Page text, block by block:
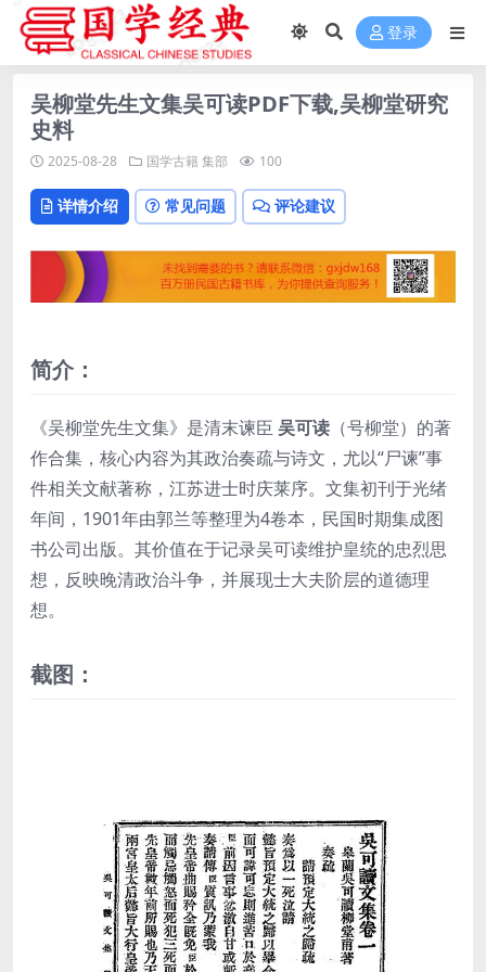
登录
吴柳堂先生文集吴可读PDF下载,吴柳堂研究
史料
2025-08-28 国学古籍 集部 100
详情介绍 常见问题 评论建议
简介：
《吴柳堂先生文集》是清末谏臣 吴可读 （号柳堂）的著
作合集，核心内容为其政治奏疏与诗文，尤以“尸谏”事
件相关文献著称，江苏进士时庆莱序。文集初刊于光绪
年间，1901年由郭兰等整理为4卷本，民国时期集成图
书公司出版。其价值在于记录吴可读维护皇统的忠烈思
想，反映晚清政治斗争，并展现士大夫阶层的道德理
想。
截图：